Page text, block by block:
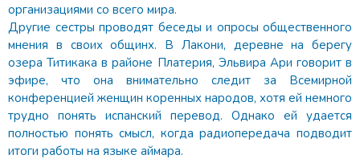
организациями со всего мира.
Другие сестры проводят беседы и опросы общественного
мнения в своих общинх. В Лакони, деревне на берегу
озера Титикака в районе Платерия, Эльвира Ари говорит в
эфире, что она внимательно следит за Всемирной
конференцией женщин коренных народов, хотя ей немного
трудно понять испанский перевод. Однако ей удается
полностью понять смысл, когда радиопередача подводит
итоги работы на языке аймара.